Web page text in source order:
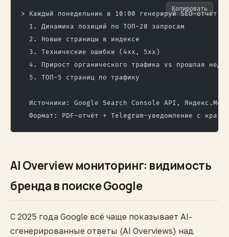
> Каждый понедельник в 10:00 генерируй SEO-отчёт
  1. Динамика позиций по ТОП-20 запросам
  2. Новые страницы в индексе
  3. Технические ошибки (4xx, 5xx)
4. Прирост органического трафика vs прошлая
  5. ТОП-5 страниц по трафику
Источники: Google Search Console API,
Формат: PDF-отчёт + Telegram-уведомление с
Копировать
AI Overview мониторинг: видимость
бренда в поиске Google
С 2025 года Google всё чаще показывает AI-
сгенерированные ответы (AI Overviews) над